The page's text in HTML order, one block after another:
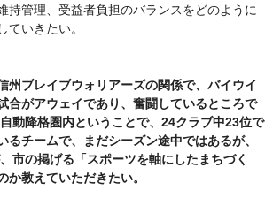
持管理、受益者負担のバランスをどのように
ていきたい。
州ブレイブウォリアーズの関係で、バイウイ
合がアウェイであり、奮闘しているところで
動降格圏内ということで、24クラブ中23位で
るチームで、まだシーズン途中ではあるが、
市の掲げる「スポーツを軸にしたまちづく
か教えていただきたい。